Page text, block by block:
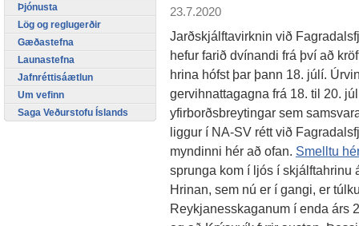
23.7.2020
Jarðskjálftavirknin við
hefur farið dvínandi frá því að
hrina hófst þar þann 18. júlí.
gervihnattagagna frá 18. til 20.
yfirborðsbreytingar sem
liggur í NA-SV rétt við
myndinni hér að ofan. Smelltu
sprunga kom í ljós í skjálftahrinu
Hrinan, sem nú er í gangi, er
Reykjanesskaganum í enda árs
Þjónusta
Lög og reglugerðir
Gæðastefna
Launastefna
Jafnréttisáætlun
Um vefinn
Saga Veðurstofu Íslands